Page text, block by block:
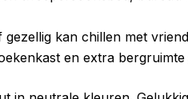
kan chillen met
en extra bergruimte